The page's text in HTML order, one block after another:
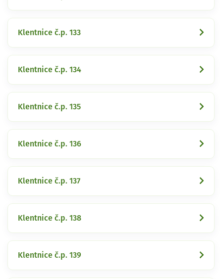
Klentnice č.p. 133
Klentnice č.p. 134
Klentnice č.p. 135
Klentnice č.p. 136
Klentnice č.p. 137
Klentnice č.p. 138
Klentnice č.p. 139